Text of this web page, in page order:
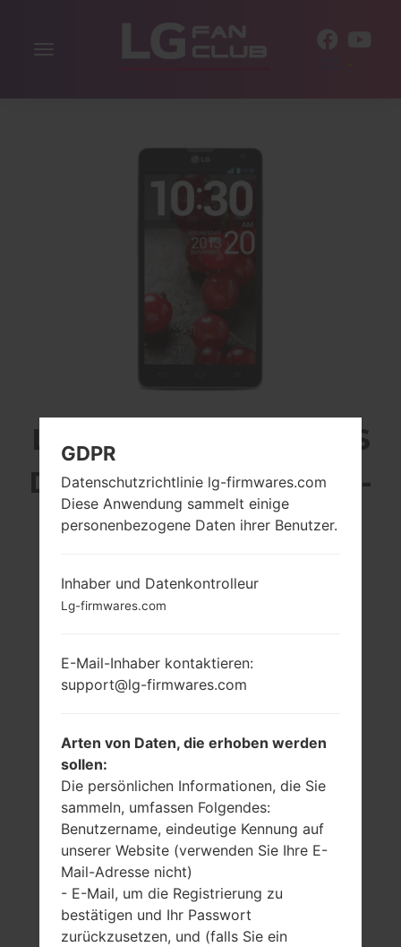
Navigation
LG D605 (LGD605) AUS
DER LG OPTIMUS L9 II-
SERIE
Bildschirm zu
Körper Verhältnis)
Pixel pro Zoll)
120 gramm (4.23
unzen)
2150 mAh
Qualcomm
GDPR
Datenschutzrichtlinie lg-firmwares.com
Diese Anwendung sammelt einige
personenbezogene Daten ihrer Benutzer.
Inhaber und Datenkontrolleur
Lg-firmwares.com
E-Mail-Inhaber kontaktieren:
support@lg-firmwares.com
Arten von Daten, die erhoben werden
sollen:
Die persönlichen Informationen, die Sie
sammeln, umfassen Folgendes:
Benutzername, eindeutige Kennung auf
unserer Website (verwenden Sie Ihre E-
Mail-Adresse nicht)
- E-Mail, um die Registrierung zu
bestätigen und Ihr Passwort
zurückzusetzen, und (falls Sie ein